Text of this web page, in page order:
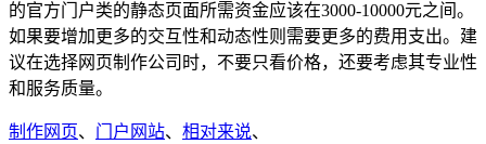
的官方门户类的静态页面所需资金应该在3000-10000元之间。
如果要增加更多的交互性和动态性则需要更多的费用支出。建
议在选择网页制作公司时，不要只看价格，还要考虑其专业性
和服务质量。
制作网页、 门户网站、 相对来说、